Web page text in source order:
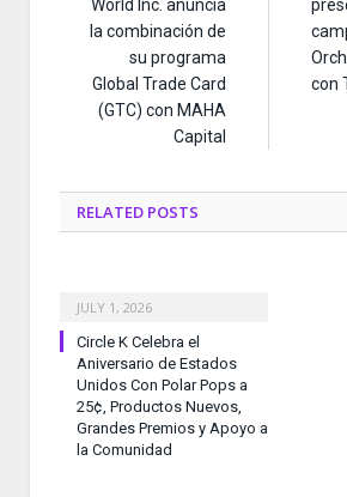
World Inc. anuncia
la combinación de
su programa
Global Trade Card
(GTC) con MAHA
Capital
con
RELATED POSTS
JULY 1, 2026
Circle K Celebra el
Aniversario de Estados
Unidos Con Polar Pops a
25¢, Productos Nuevos,
Grandes Premios y Apoyo a
la Comunidad